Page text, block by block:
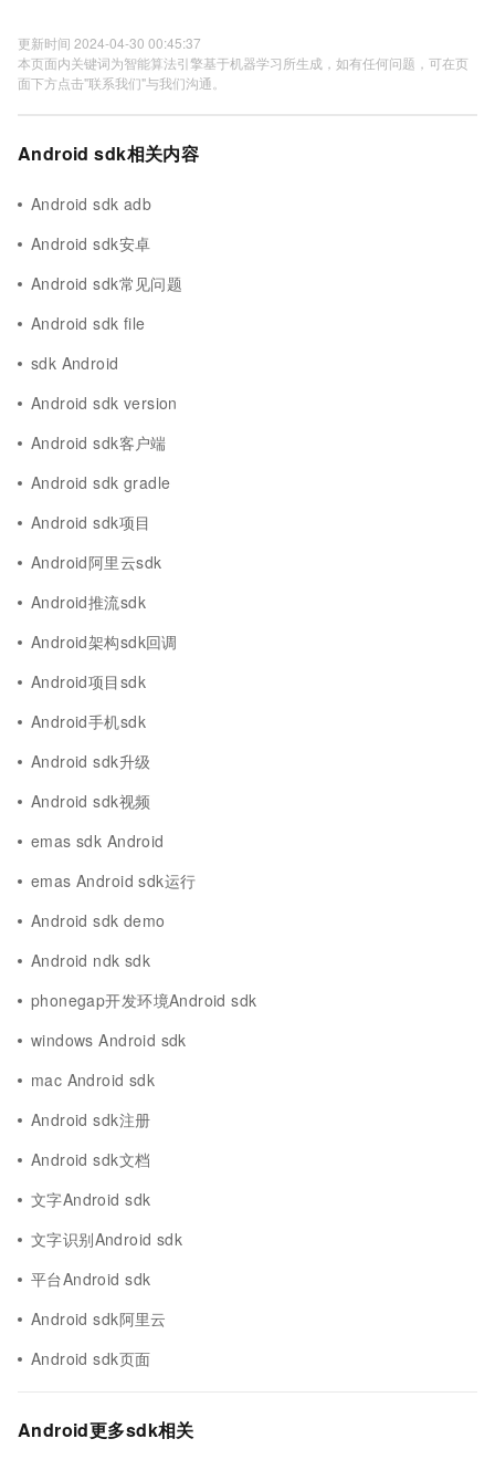
更新时间 2024-04-30 00:45:37
本页面内关键词为智能算法引擎基于机器学习所生成，如有任何问题，可在页
面下方点击"联系我们"与我们沟通。
Android sdk相关内容
Android sdk adb
Android sdk安卓
Android sdk常见问题
Android sdk file
sdk Android
Android sdk version
Android sdk客户端
Android sdk gradle
Android sdk项目
Android阿里云sdk
Android推流sdk
Android架构sdk回调
Android项目sdk
Android手机sdk
Android sdk升级
Android sdk视频
emas sdk Android
emas Android sdk运行
Android sdk demo
Android ndk sdk
phonegap开发环境Android sdk
windows Android sdk
mac Android sdk
Android sdk注册
Android sdk文档
文字Android sdk
文字识别Android sdk
平台Android sdk
Android sdk阿里云
Android sdk页面
Android更多sdk相关